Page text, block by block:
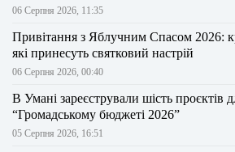
06 Серпня 2026, 11:35
Привітання з Яблучним Спасом 2026:
які принесуть святковий настрій
06 Серпня 2026, 00:40
В Умані зареєстрували шість проєктів
“Громадському бюджеті 2026”
05 Серпня 2026, 16:51